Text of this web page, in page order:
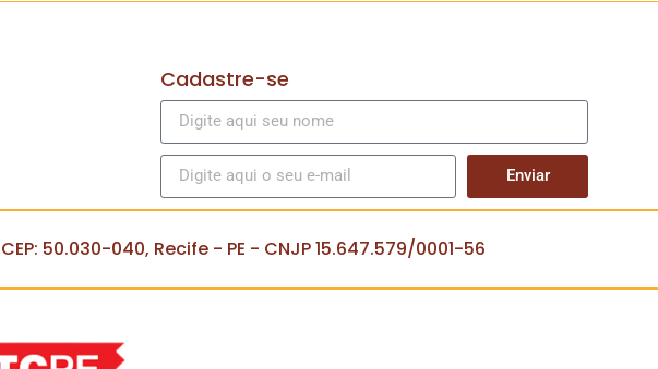
Cadastre-se
Enviar
50.030-040, Recife - PE - CNJP 15.647.579/0001-56